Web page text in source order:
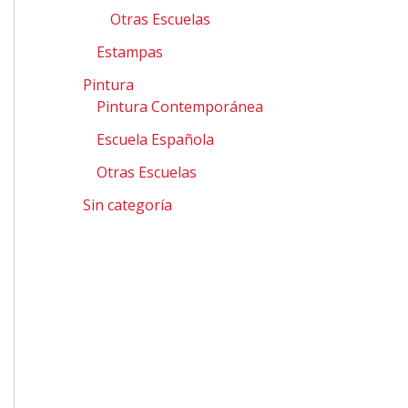
Otras Escuelas
Estampas
Pintura
Pintura Contemporánea
Escuela Española
Otras Escuelas
Sin categoría